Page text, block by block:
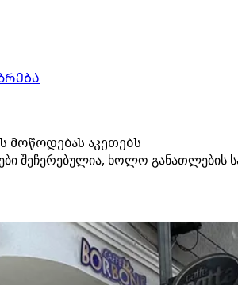
მოწოდებას აკეთებს
შეჩერებულია, ხოლო განათლების